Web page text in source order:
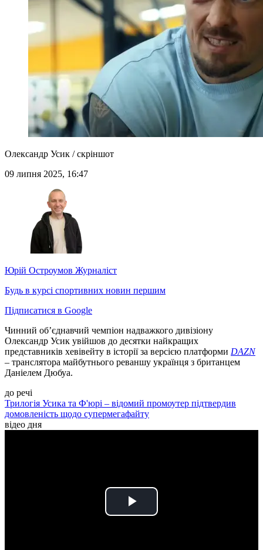
Олександр Усик / скріншот
09 липня 2025, 16:47
Юрій Остроумов Журналіст
Будь в курсі спортивних новин першим
Підписатися в Google
Чинний об’єднавчий чемпіон надважкого дивізіону
Олександр Усик увійшов до десятки найкращих
представників хевівейту в історії за версією платформи DAZN
– транслятора майбутнього реваншу українця з британцем
Даніелем Дюбуа.
до речі
Трилогія Усика та Ф'юрі – відомий промоутер підтвердив
домовленість щодо супермегафайту
відео дня
Play